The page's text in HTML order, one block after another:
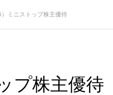
）ミニストップ株主優待
プ株主優待